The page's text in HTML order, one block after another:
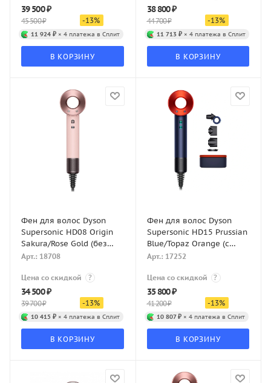
39 500₽
45 500₽ -13%
11 924 ₽ × 4 платежа в Сплит
В КОРЗИНУ
38 800₽
44 700₽ -13%
11 713 ₽× 4 платежа в Сплит
В КОРЗИНУ
Фен для волос Dyson
Supersonic HD08 Origin
Sakura/Rose Gold (без
кейса)
Арт.: 18708
Цена со скидкой ?
34 500₽
39 700₽ -13%
10 415 ₽ × 4 платежа в Сплит
В КОРЗИНУ
Фен для волос Dyson
Supersonic HD15 Prussian
Blue/Topaz Orange (с
кейсом)
Арт.: 17252
Цена со скидкой ?
35 800₽
41 200₽ -13%
10 807 ₽× 4 платежа в Сплит
В КОРЗИНУ